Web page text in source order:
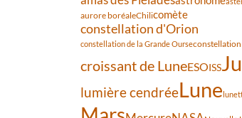
aurore boréaleChilicomète
constellation d'Orion
constellation de la Grande Ourseconstellation
croissant de LuneESOISS
lumière cendréeLune